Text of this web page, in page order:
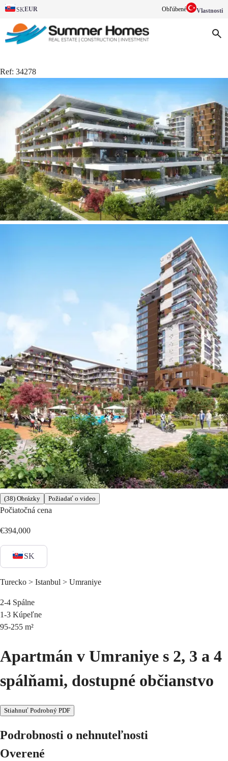
SKEUR Obľúbené Vlastnosti
Ref: 34278
(38) Obrázky Požiadať o video
Počiatočná cena
€394,000
SK
Turecko > Istanbul > Umraniye
2-4 Spálne
1-3 Kúpeľne
95-255 m²
Apartmán v Umraniye s 2, 3 a 4
spálňami, dostupné občianstvo
Stiahnuť Podrobný PDF
Podrobnosti o nehnuteľnosti
Overené